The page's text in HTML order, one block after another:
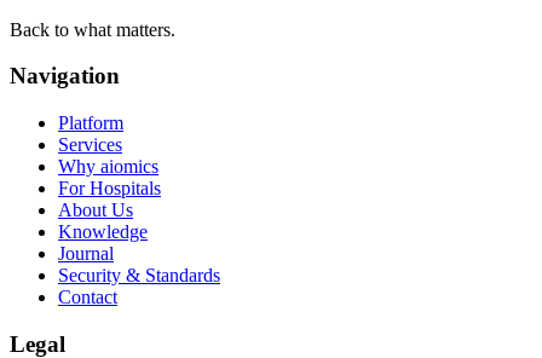
Back to what matters.
Navigation
Platform
Services
Why aiomics
For Hospitals
About Us
Knowledge
Journal
Security & Standards
Contact
Legal